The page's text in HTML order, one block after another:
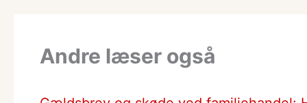
Andre læser også